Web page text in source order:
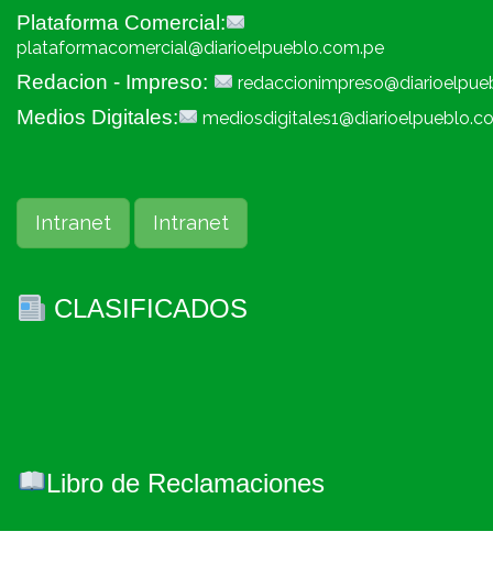
Plataforma Comercial:
plataformacomercial@diarioelpueblo.com.pe
Redacion - Impreso:
Medios Digitales:
Intranet Intranet
CLASIFICADOS
Libro de Reclamaciones